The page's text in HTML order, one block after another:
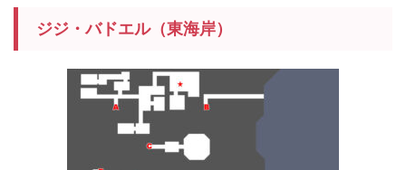
ジジ・バドエル（東海岸）